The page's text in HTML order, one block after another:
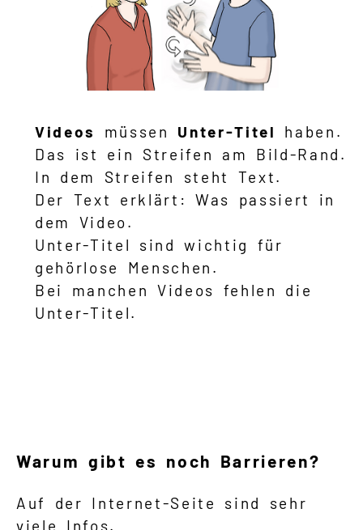
Videos müssen Unter-Titel
haben.
Das ist ein Streifen am Bild-Rand.
In dem Streifen steht Text.
Der Text erklärt: Was passiert in
dem Video.
Unter-Titel sind wichtig für
gehörlose Menschen.
Bei manchen Videos fehlen die
Unter-Titel.
Warum gibt es noch Barrieren?
Auf der Internet-Seite sind sehr
viele Infos.